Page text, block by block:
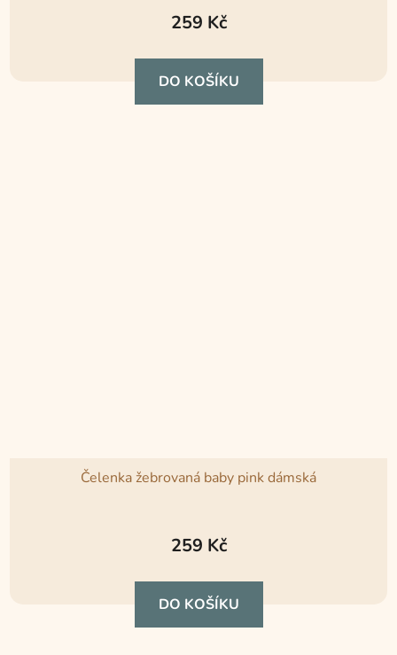
259 Kč
DO KOŠÍKU
Čelenka žebrovaná baby pink dámská
hodnocení
je
5,0
z
259 Kč
DO KOŠÍKU